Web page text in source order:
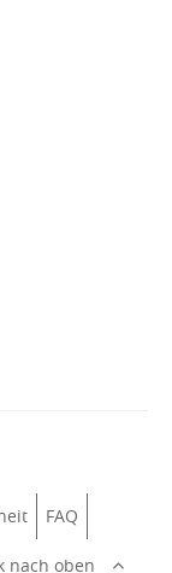
FAQ
nach oben